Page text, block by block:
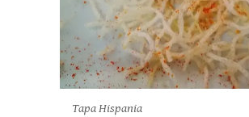
Tapa Hispania